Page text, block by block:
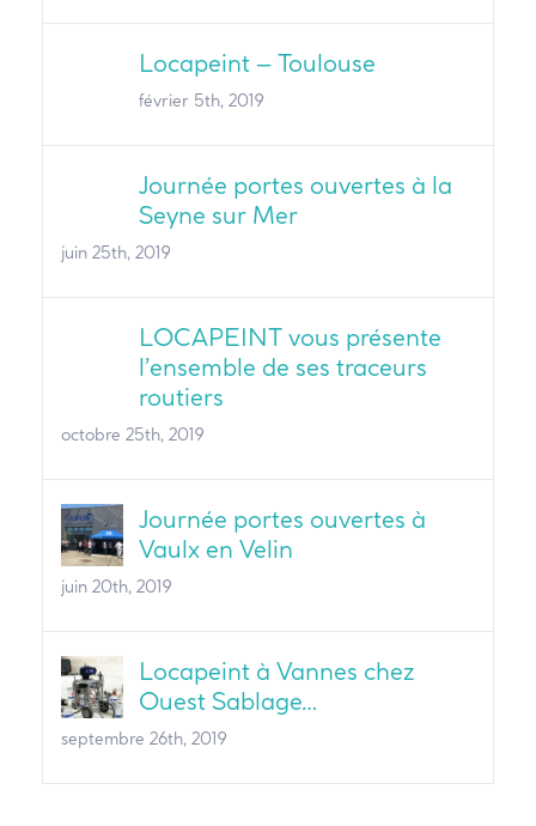
Locapeint – Toulouse
février 5th, 2019
Journée portes ouvertes à la
Seyne sur Mer
juin 25th, 2019
LOCAPEINT vous présente
l’ensemble de ses traceurs
routiers
octobre 25th, 2019
Journée portes ouvertes à
Vaulx en Velin
juin 20th, 2019
Locapeint à Vannes chez
Ouest Sablage…
septembre 26th, 2019